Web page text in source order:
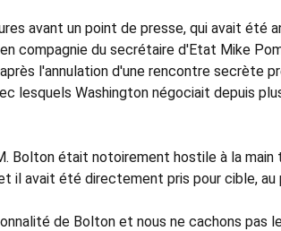
avant un point de presse, qui avait été
compagnie du secrétaire d'Etat Mike
l'annulation d'une rencontre secrète
lesquels Washington négociait depuis
Bolton était notoirement hostile à la main
il avait été directement pris pour cible,
de Bolton et nous ne cachons pas